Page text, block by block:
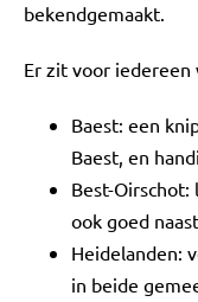
bekendgemaakt.
Er zit voor iedereen
Baest: een
Baest, en
Best-
ook goed
Heidelanden:
in beide